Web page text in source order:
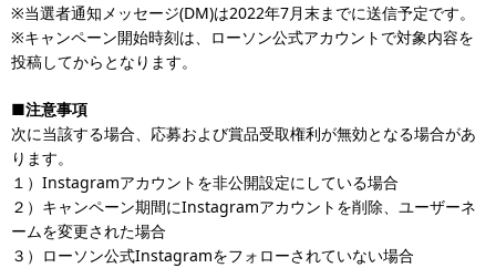
※当選者通知メッセージ(DM)は2022年7月末までに送信予定です。
※キャンペーン開始時刻は、ローソン公式アカウントで対象内容を
投稿してからとなります。
■注意事項
次に当該する場合、応募および賞品受取権利が無効となる場合があ
ります。
１）Instagramアカウントを非公開設定にしている場合
２）キャンペーン期間にInstagramアカウントを削除、ユーザーネ
ームを変更された場合
３）ローソン公式Instagramをフォローされていない場合